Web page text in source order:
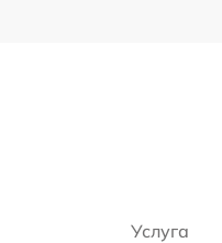
Услуга